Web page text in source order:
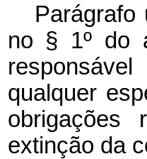
no § 1º do
qualquer
obrigações
extinção da